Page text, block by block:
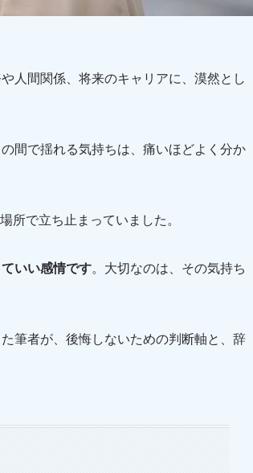
人間関係、将来のキャリアに、漠然とし
間で揺れる気持ちは、痛いほどよく分か
所で立ち止まっていました。
いい感情です。大切なのは、その気持ち
筆者が、後悔しないための判断軸と、辞